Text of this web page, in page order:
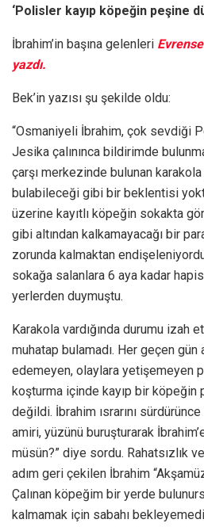
‘Polisler kayıp köpeğin peşine
İbrahim’in başına gelenleri
yazdı.
Bek’in yazısı şu şekilde oldu:
“Osmaniyeli İbrahim, çok sevdiği
Jesika çalınınca bildirimde
çarşı merkezinde bulunan
bulabileceği gibi bir beklentisi
üzerine kayıtlı köpeğin sokakta
gibi altından kalkamayacağı bir
zorunda kalmaktan
sokağa salanlara 6 aya kadar
yerlerden duymuştu.
Karakola vardığında durumu izah
muhatap bulamadı. Her geçen gün
edemeyen, olaylara yetişemeyen
koşturma içinde kayıp bir
değildi. İbrahim ısrarını
amiri, yüzünü buruşturarak
müsün?​” diye sordu. Rahatsızlık
adım geri çekilen İbrahim
Çalınan köpeğim bir yerde
kalmamak için sabahı